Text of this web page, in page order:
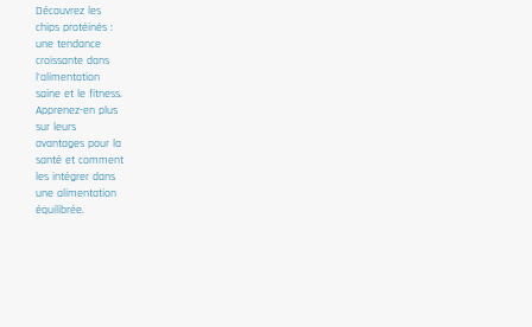
Découvrez les
chips protéinés :
une tendance
croissante dans
l'alimentation
saine et le fitness.
Apprenez-en plus
sur leurs
avantages pour la
santé et comment
les intégrer dans
une alimentation
équilibrée.